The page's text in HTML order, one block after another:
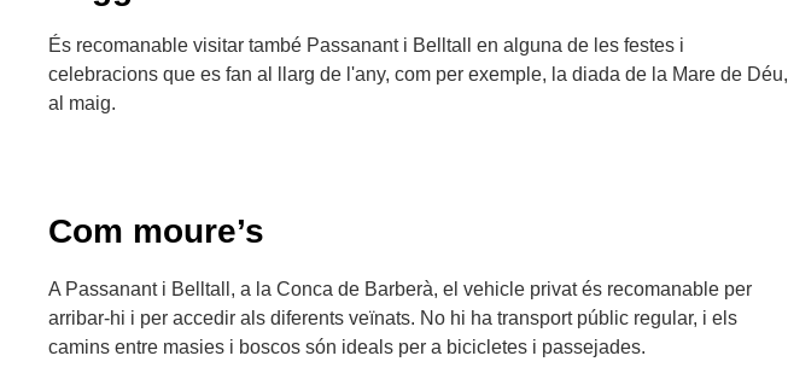
És recomanable visitar també Passanant i Belltall en alguna de les festes i
celebracions que es fan al llarg de l'any, com per exemple, la diada de la Mare de Déu,
al maig.
Com moure’s
A Passanant i Belltall, a la Conca de Barberà, el vehicle privat és recomanable per
arribar-hi i per accedir als diferents veïnats. No hi ha transport públic regular, i els
camins entre masies i boscos són ideals per a bicicletes i passejades.